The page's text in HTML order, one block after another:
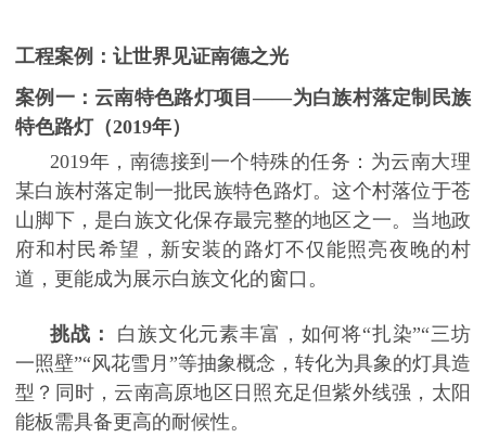
工程案例：让世界见证南德之光
案例一：云南特色路灯项目——为白族村落定制民族
特色路灯（2019年）
2019年，南德接到一个特殊的任务：为云南大理
某白族村落定制一批民族特色路灯。这个村落位于苍
山脚下，是白族文化保存最完整的地区之一。当地政
府和村民希望，新安装的路灯不仅能照亮夜晚的村
道，更能成为展示白族文化的窗口。
挑战： 白族文化元素丰富，如何将“扎染”“三坊
一照壁”“风花雪月”等抽象概念，转化为具象的灯具造
型？同时，云南高原地区日照充足但紫外线强，太阳
能板需具备更高的耐候性。